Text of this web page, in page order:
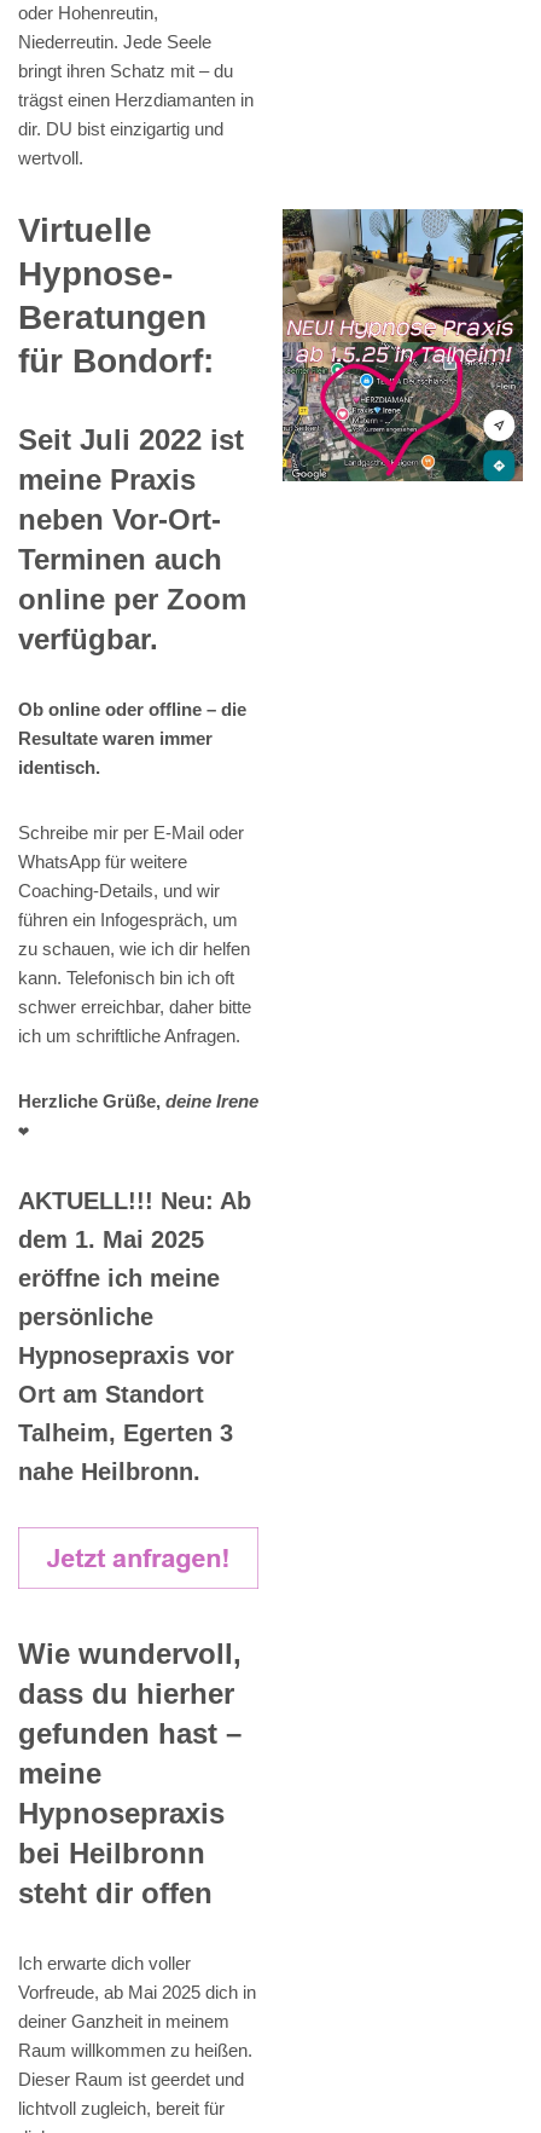
oder Hohenreutin,
Niederreutin. Jede Seele
bringt ihren Schatz mit – du
trägst einen Herzdiamanten in
dir. DU bist einzigartig und
wertvoll.
Virtuelle
Hypnose-
Beratungen
für Bondorf:
Seit Juli 2022 ist
meine Praxis
neben Vor-Ort-
Terminen auch
online per Zoom
verfügbar.
Ob online oder offline – die
Resultate waren immer
identisch.
Schreibe mir per E-Mail oder
WhatsApp für weitere
Coaching-Details, und wir
führen ein Infogespräch, um
zu schauen, wie ich dir helfen
kann. Telefonisch bin ich oft
schwer erreichbar, daher bitte
ich um schriftliche Anfragen.
Herzliche Grüße, deine Irene
❤️
AKTUELL!!! Neu: Ab
dem 1. Mai 2025
eröffne ich meine
persönliche
Hypnosepraxis vor
Ort am Standort
Talheim, Egerten 3
nahe Heilbronn.
Wie wundervoll,
dass du hierher
gefunden hast –
meine
Hypnosepraxis
bei Heilbronn
steht dir offen
Ich erwarte dich voller
Vorfreude, ab Mai 2025 dich in
deiner Ganzheit in meinem
Raum willkommen zu heißen.
Dieser Raum ist geerdet und
lichtvoll zugleich, bereit für